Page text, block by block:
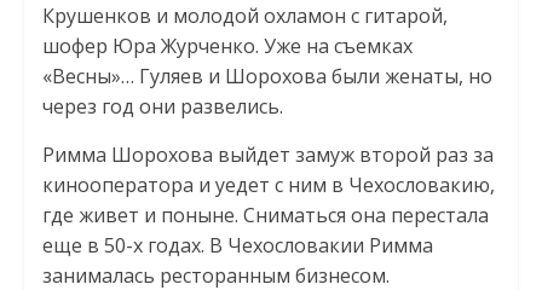
Крушенков и молодой охламон с гитарой,
шофер Юра Журченко. Уже на съемках
«Весны»… Гуляев и Шорохова были женаты, но
через год они развелись.
Римма Шорохова выйдет замуж второй раз за
кинооператора и уедет с ним в Чехословакию,
где живет и поныне. Сниматься она перестала
еще в 50-х годах. В Чехословакии Римма
занималась ресторанным бизнесом.